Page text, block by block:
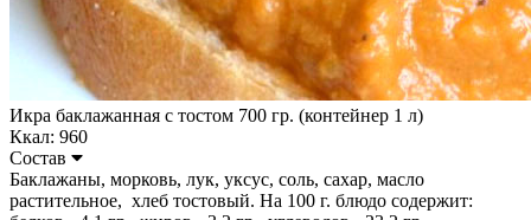
Икра баклажанная с тостом 700 гр. (контейнер 1 л)
Ккал: 960
Состав
Баклажаны, морковь, лук, уксус, соль, сахар, масло
растительное, хлеб тостовый. На 100 г. блюдо содержит: